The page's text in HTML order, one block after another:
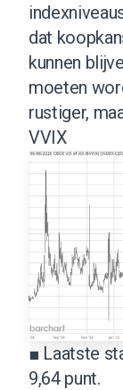
dat
kunnen
moeten
rustiger,
VVIX
■ Laatste
9,64 punt.